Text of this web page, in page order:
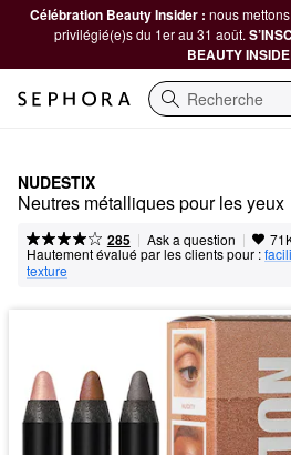
Célébration Beauty Insider : nous
privilégié(e)s du 1er au 31 août.
BEAUTY
Recherche
NUDESTIX
Neutres métalliques pour les yeux
285 | Ask a question |
Hautement évalué par les clients pour :
texture